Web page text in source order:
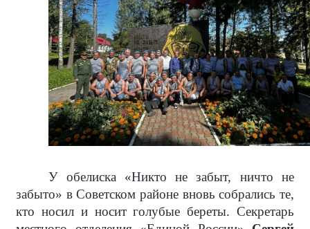
У обелиска «Никто не забыт, ничто не
забыто» в Советском районе вновь собрались те,
кто носил и носит голубые береты. Секретарь